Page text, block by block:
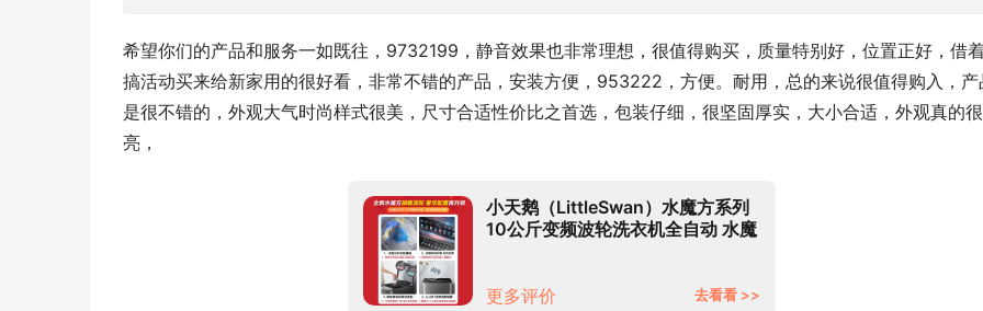
希望你们的产品和服务一如既往，9732199，静音效果也非常理想，很值得购买，质量特别好，位置正好，借
搞活动买来给新家用的很好看，非常不错的产品，安装方便，953222，方便。耐用，总的来说很值得购入，产
是很不错的，外观大气时尚样式很美，尺寸合适性价比之首选，包装仔细，很坚固厚实，大小合适，外观真的
亮，
小天鹅（LittleSwan）水魔方系列
10公斤变频波轮洗衣机全自动 水魔
更多评价
去看看 >>